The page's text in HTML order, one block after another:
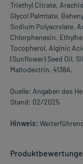
Triethyl Citrate,
Glycol Palmtate,
Sodium Polyacrxlate,
Chlorphenesin,
Tocopherol, Alginic
(Sunflower) Seed Oil,
Maltodextrin, 4138A.
Quelle: Angaben des
Stand: 02/2025
Hinweis: